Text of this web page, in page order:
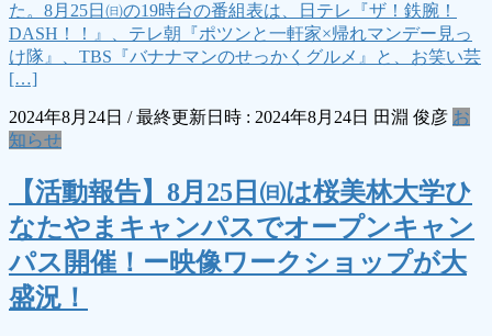
た。8月25日㈰の19時台の番組表は、日テレ『ザ！鉄腕！
DASH！！』、テレ朝『ポツンと一軒家×帰れマンデー見っ
け隊』、TBS『バナナマンのせっかくグルメ』と、お笑い芸
[…]
2024年8月24日 / 最終更新日時 : 2024年8月24日 田淵 俊彦 お
知らせ
【活動報告】8月25日㈰は桜美林大学ひ
なたやまキャンパスでオープンキャン
パス開催！ー映像ワークショップが大
盛況！